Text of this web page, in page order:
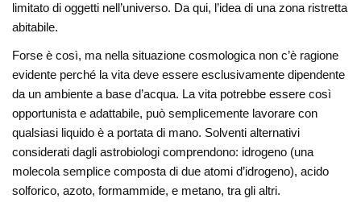
limitato di oggetti nell’universo. Da qui, l’idea di una zona ristretta
abitabile.
Forse è così, ma nella situazione cosmologica non c’è ragione
evidente perché la vita deve essere esclusivamente dipendente
da un ambiente a base d’acqua. La vita potrebbe essere così
opportunista e adattabile, può semplicemente lavorare con
qualsiasi liquido è a portata di mano. Solventi alternativi
considerati dagli astrobiologi comprendono: idrogeno (una
molecola semplice composta di due atomi d’idrogeno), acido
solforico, azoto, formammide, e metano, tra gli altri.